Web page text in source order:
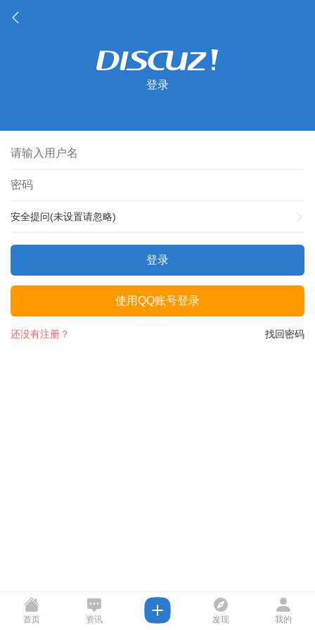
登录
安全提问(未设置请忽略)
登录
使用QQ账号登录
找回密码
还没有注册？
首页 资讯 发现 我的